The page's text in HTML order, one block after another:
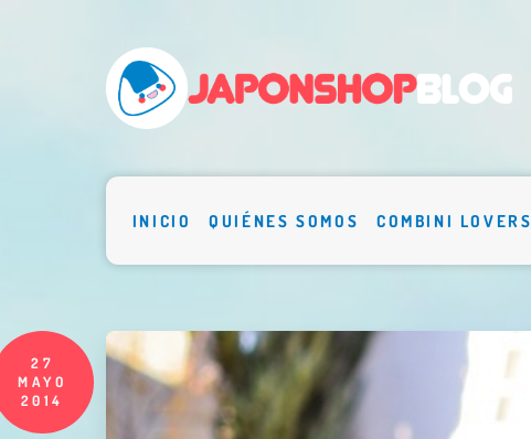
INICIO QUIÉNES SOMOS COMBINI LOVERS
27
MAYO
2014